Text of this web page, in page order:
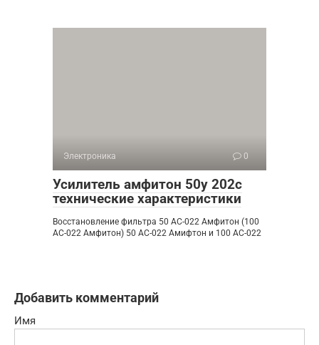
Электроника 0
Усилитель амфитон 50у 202с
технические характеристики
Восстановление фильтра 50 АС-022 Амфитон (100
АС-022 Амфитон) 50 АС-022 Амифтон и 100 АС-022
Добавить комментарий
Имя